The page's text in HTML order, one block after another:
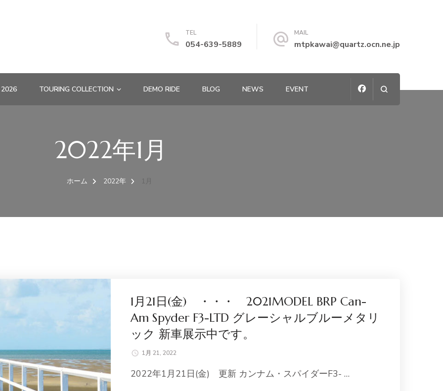
TEL
054-639-5889
MAIL
mtpkawai@quartz.ocn.ne.jp
TOURING COLLECTION DEMO RIDE BLOG NEWS EVENT
2022年1月
ホーム 2022年 1月
1月21日(金) ・・・ 2021MODEL BRP Can-
Am Spyder F3-LTD グレーシャルブルーメタリ
ック 新車展示中です。
1月 21, 2022
2022年1月21日(金) 更新 カンナム・スパイダーF3- …